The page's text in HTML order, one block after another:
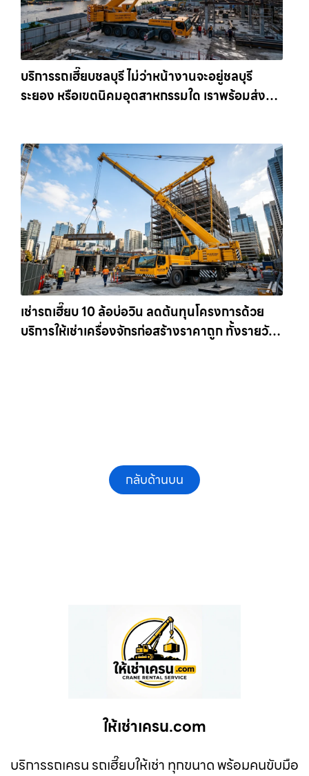
บริการรถเฮี๊ยบชลบุรี ไม่ว่าหน้างานจะอยู่ชลบุรี
ระยอง หรือเขตนิคมอุตสาหกรรมใด เราพร้อมส่งรถ
เช่ารถเฮี๊ยบ 10 ล้อบ่อวิน ลดต้นทุนโครงการด้วย
บริการให้เช่าเครื่องจักรก่อสร้างราคาถูก ทั้งรายวัน
กลับด้านบน
ให้เช่าเครน.com
บริการรถเครน รถเฮี๊ยบให้เช่า ทุกขนาด พร้อมคนขับมือ